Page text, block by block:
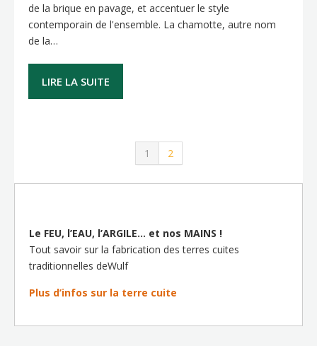
de la brique en pavage, et accentuer le style
contemporain de l'ensemble. La chamotte, autre nom
de la…
LIRE LA SUITE
1 2
Le FEU, l’EAU, l’ARGILE… et nos MAINS !
Tout savoir sur la fabrication des terres cuites
traditionnelles deWulf
Plus d’infos sur la terre cuite